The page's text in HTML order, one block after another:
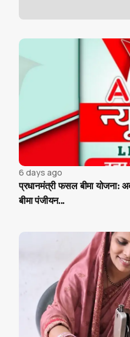
6 days ago
प्रधानमंत्री फसल बीमा
बीमा पंजीयन...